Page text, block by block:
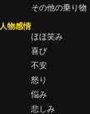
その他の乗り物
人物感情
ほほ笑み
喜び
不安
怒り
悩み
悲しみ